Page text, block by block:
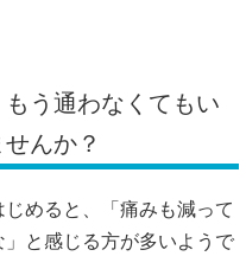
もう通わなくてもい
んか？
めると、「痛みも減って
と感じる方が多いようで